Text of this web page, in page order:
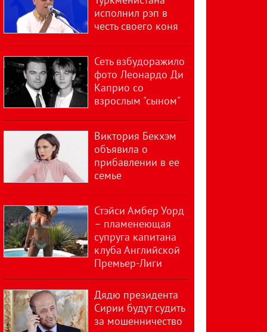
исполнил рэп в
честь своего коня
Сеть взбудоражило
фото Леонардо Ди
Каприо со
взрослым "сыном"
Виктория Бекхэм
объявила о
прибавлении в ее
семье
Стэйси Амбер Уорд
– пламенеющая
супруга капитана
клуба Английской
Премьер-Лиги
Дядю президента
Сирии будут судить
за мошенничество